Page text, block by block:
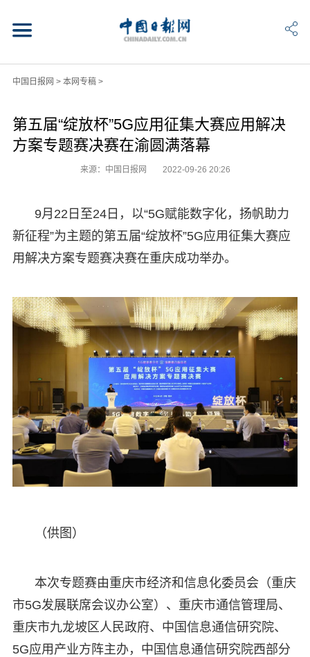
中国日报网 > 本网专稿>
第五届“绽放杯”5G应用征集大赛应用解决
方案专题赛决赛在渝圆满落幕
来源：中国日报网 2022-09-26 20:26
9月22日至24日，以“5G赋能数字化，扬帆助力
新征程”为主题的第五届“绽放杯”5G应用征集大赛应
用解决方案专题赛决赛在重庆成功举办。
（供图）
本次专题赛由重庆市经济和信息化委员会（重庆
市5G发展联席会议办公室）、重庆市通信管理局、
重庆市九龙坡区人民政府、中国信息通信研究院、
5G应用产业方阵主办，中国信息通信研究院西部分